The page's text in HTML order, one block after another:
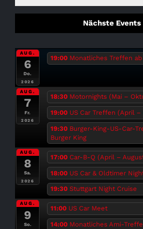
Nächste Events
AUG.
6
Do.
2026
19:00 Monatliches Treffen ab
AUG.
7
Fr.
2026
18:30 Motornights (Mai –
19:00 US Car Treffen (April
19:30 Burger-King-US-Car-
Burger King
AUG.
8
Sa.
2026
17:00 Car-B-Q (April –
18:00 US Car & Oldtimer
19:30 Stuttgart Night Cruise
AUG.
9
So.
11:00 US Car Meet
14:00 Monatliches Ami-